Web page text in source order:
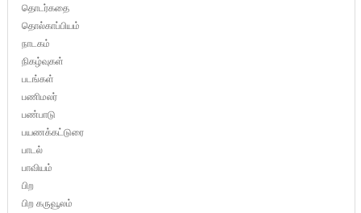
தொடர்கதை
தொல்காப்பியம்
நாடகம்
நிகழ்வுகள்
படங்கள்
பணிமலர்
பண்பாடு
பயணக்கட்டுரை
பாடல்
பாவியம்
பிற
பிற கருவூலம்